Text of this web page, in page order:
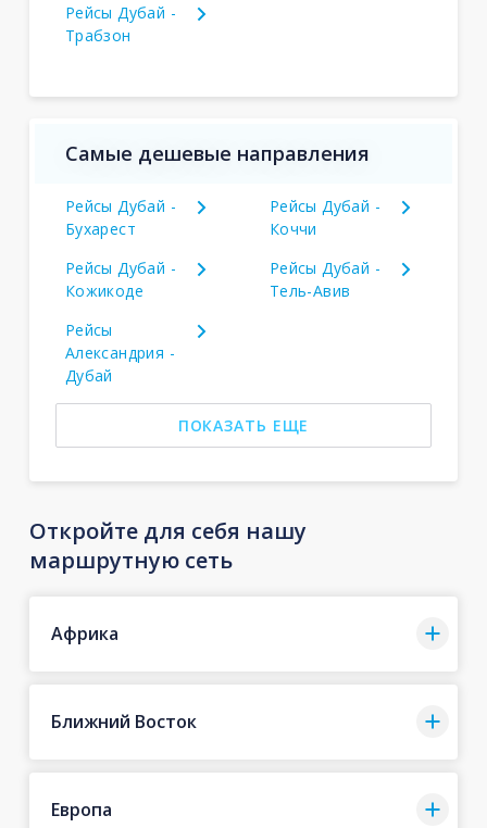
Рейсы Дубай -
Трабзон
Самые дешевые направления
Рейсы Дубай -
Бухарест
Рейсы Дубай -
Коччи
Рейсы Дубай -
Кожикоде
Рейсы Дубай -
Тель-Авив
Рейсы
Александрия -
Дубай
ПОКАЗАТЬ ЕЩЕ
Откройте для себя нашу
маршрутную сеть
Африка
Ближний Восток
Европа